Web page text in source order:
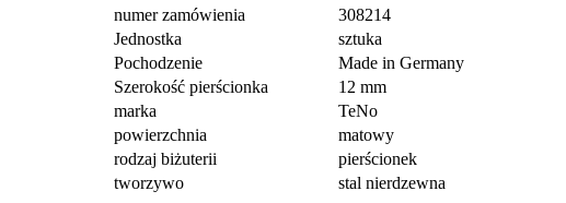
numer zamówienia
308214
Jednostka
sztuka
Pochodzenie
Made in Germany
Szerokość pierścionka
12 mm
marka
TeNo
powierzchnia
matowy
rodzaj biżuterii
pierścionek
tworzywo
stal nierdzewna